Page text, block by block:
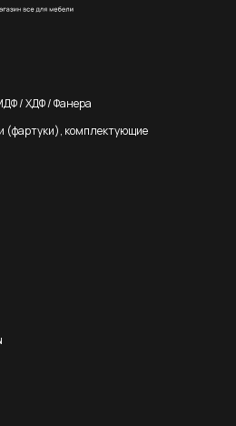
/ ХДФ / Фанера
(фартуки), комплектующие